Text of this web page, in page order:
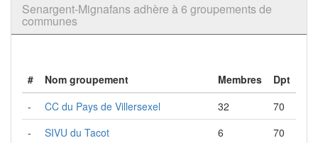
Senargent-Mignafans adhère à 6 groupements de
communes
# Nom groupement Membres
Dpt
-
CC du Pays de Villersexel 32
70
-
SIVU du Tacot 6
70